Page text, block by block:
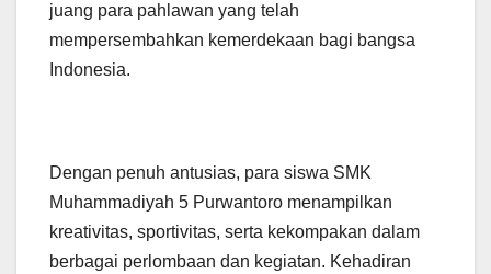
juang para pahlawan yang telah
mempersembahkan kemerdekaan bagi bangsa
Indonesia.
Dengan penuh antusias, para siswa SMK
Muhammadiyah 5 Purwantoro menampilkan
kreativitas, sportivitas, serta kekompakan dalam
berbagai perlombaan dan kegiatan. Kehadiran